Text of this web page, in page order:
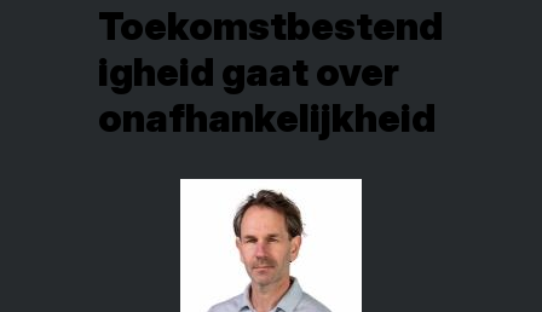
Toekomstbestend
igheid gaat over
onafhankelijkheid